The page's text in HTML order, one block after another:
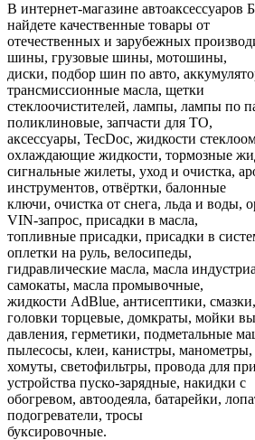
В интернет-магазине
найдете качественные товары от
отечественных и зарубежных
шины, грузовые шины, мотошины,
диски, подбор шин по авто,
трансмиссионные масла, щетки
стеклоочистителей, лампы, лампы по
поликлиновые, запчасти для ТО,
аксессуары, TecDoc, жидкости
охлаждающие жидкости, тормозные
сигнальные жилеты, уход и очистка,
инструментов, отвёртки, балонные
ключи, очистка от снега, льда и воды,
VIN-запрос, присадки в масла,
топливные присадки, присадки в
оплетки на руль, велосипеды,
гидравлические масла, масла
самокаты, масла промывочные,
жидкости AdBlue, антисептики,
головки торцевые, домкраты, мойки
давления, герметики, подметальные
пылесосы, клеи, канистры, манометры,
хомуты, светофильтры, провода для
устройства пуско-зарядные, накидки с
обогревом, автоодеяла, батарейки,
подогреватели, тросы
буксировочные.